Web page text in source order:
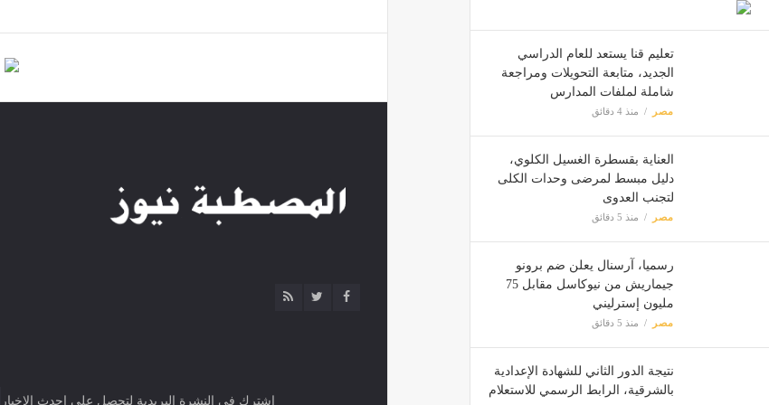
تعليم قنا يستعد للعام الدراسي
الجديد، متابعة التحويلات ومراجعة
شاملة لملفات المدارس
مصر منذ 4 دقائق
العناية بقسطرة الغسيل الكلوي،
دليل مبسط لمرضى وحدات الكلى
لتجنب العدوى
مصر منذ 5 دقائق
رسميا، آرسنال يعلن ضم برونو
جيماريش من نيوكاسل مقابل 75
مليون إسترليني
مصر منذ 5 دقائق
نتيجة الدور الثاني للشهادة الإعدادية
بالشرقية، الرابط الرسمي للاستعلام
مصر منذ 44 دقيقة
اشترك فى النشرة البريدية لتحصل على احدث الاخبار